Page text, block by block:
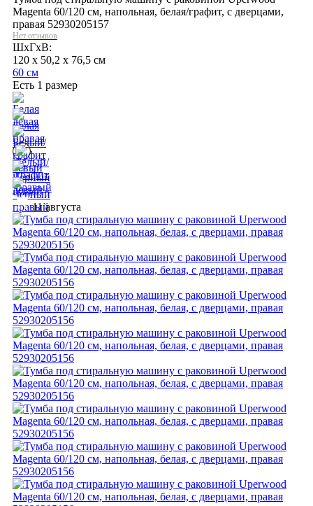
Magenta 60/120 см, напольная, белая/графит, с дверцами,
правая 52930205157
Нет отзывов
ШхГхВ:
120 x 50,2 x 76,5 см
60 см
Есть 1 размер
11 августа